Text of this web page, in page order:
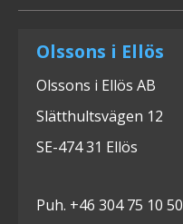
Olssons i Ellös
Olssons i Ellös AB
Slätthultsvägen 12
SE-474 31 Ellös
Puh. +46 304 75 10 50